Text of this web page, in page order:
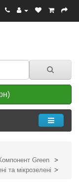
Green
та мікрозелені